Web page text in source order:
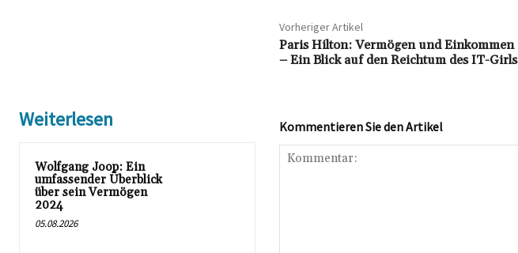
Vorheriger Artikel
Paris Hilton: Vermögen und Einkommen
– Ein Blick auf den Reichtum des IT-Girls
Weiterlesen
Wolfgang Joop: Ein
umfassender Überblick
über sein Vermögen
2024
05.08.2026
Kommentieren Sie den Artikel